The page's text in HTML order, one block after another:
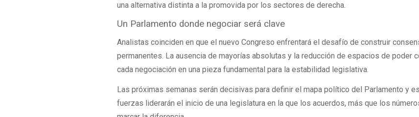
una alternativa distinta a la promovida por los sectores de derecha.
Un Parlamento donde negociar será clave
Analistas coinciden en que el nuevo Congreso enfrentará el desafío de construir
permanentes. La ausencia de mayorías absolutas y la reducción de espacios de poder
cada negociación en una pieza fundamental para la estabilidad legislativa.
Las próximas semanas serán decisivas para definir el mapa político del Parlamento y
fuerzas liderarán el inicio de una legislatura en la que los acuerdos, más que los